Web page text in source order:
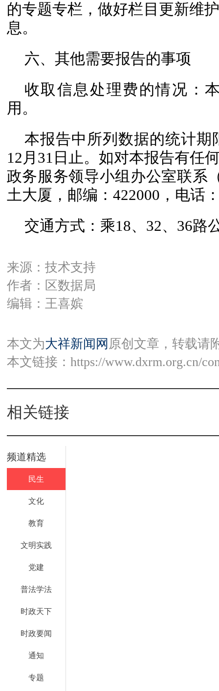
的专题专栏，做好栏目更新维
息。
六、其他需要报告的事项
收取信息处理费的情况：
用。
本报告中所列数据的统计期
12月31日止。如对本报告有任
政务服务领导小组办公室联系
土大厦，邮编：422000，电话
交通方式：乘18、32、36路
来源：技术支持
作者：区数据局
编辑：王喜嫔
本文为大祥新闻网 原创文章，转载请
本文链接： https://www.dxrm.org.cn/
相关链接
频道精选
民生
文化
教育
文明实践
党建
普法学法
时政天下
时政要闻
通知
专题